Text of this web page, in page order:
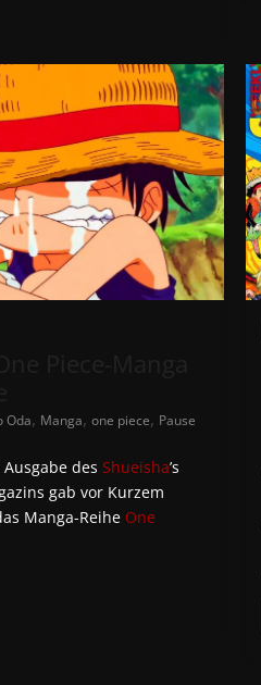
Oda, Manga, one piece, Pause
des Shueisha’s
gab vor Kurzem
Manga-Reihe One